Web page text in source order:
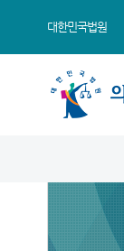
대한민국법원